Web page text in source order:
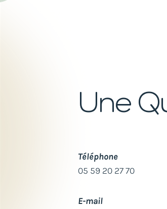
Une
Téléphone
05 59 20 27 70
E-mail